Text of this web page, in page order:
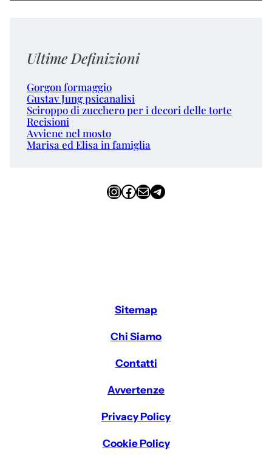
Ultime Definizioni
Gorgon formaggio
Gustav Jung psicanalisi
Sciroppo di zucchero per i decori delle torte
Recisioni
Avviene nel mosto
Marisa ed Elisa in famiglia
InstagramFacebook Email Telegram
Sitemap
Chi Siamo
Contatti
Avvertenze
Privacy Policy
Cookie Policy